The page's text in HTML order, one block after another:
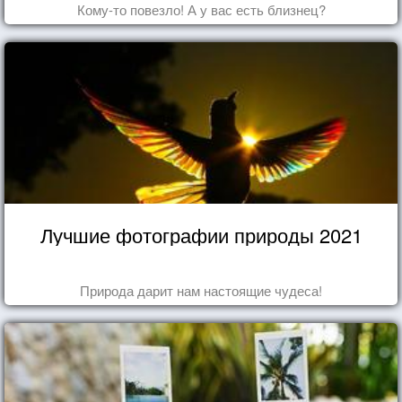
Кому-то повезло! А у вас есть близнец?
Лучшие фотографии природы 2021
Природа дарит нам настоящие чудеса!